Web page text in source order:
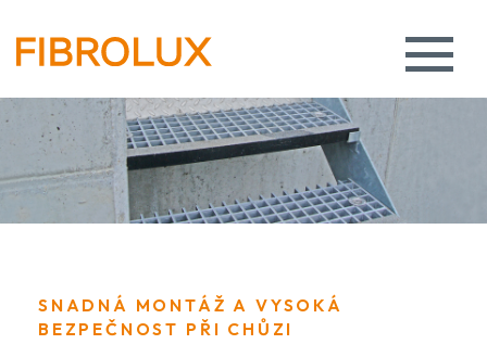
SNADNÁ MONTÁŽ A VYSOKÁ
BEZPEČNOST PŘI CHŮZI